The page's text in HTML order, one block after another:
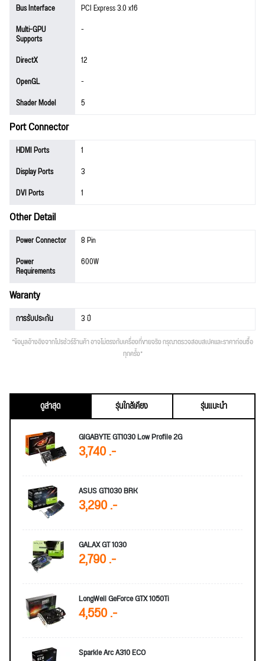
Bus Interface
PCI Express 3.0 x16
Multi-GPU
Supports
-
DirectX
12
OpenGL
-
Shader Model
5
Port Connector
HDMI Ports
1
Display Ports
3
DVI Ports
1
Other Detail
Power Connector
8 Pin
Power
Requirements
600W
Waranty
การรับประกัน 3 ปี
*ข้อมูลอ้างอิงจากโปรชัวร์ร้านค้า อาจไม่ตรงกับเครื่องที่ขายจริง กรุณาตรวจสอบสเปคและราคาก่อนซื้อ
ทุกครั้ง*
ดูล่าสุด รุ่นใกล้เคียง
รุ่นแนะนำ
GIGABYTE GT1030 Low Profile 2G
3,740 .-
ASUS GT1030 BRK
3,290 .-
GALAX GT 1030
2,790 .-
LongWell GeForce GTX 1050Ti
4,550 .-
Sparkle Arc A310 ECO